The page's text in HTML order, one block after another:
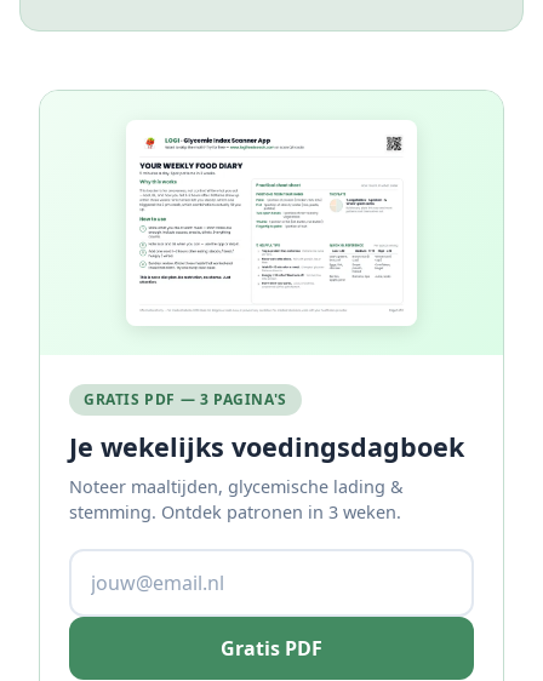
GRATIS PDF — 3 PAGINA'S
Je wekelijks voedingsdagboek
Noteer maaltijden, glycemische lading &
stemming. Ontdek patronen in 3 weken.
Gratis PDF